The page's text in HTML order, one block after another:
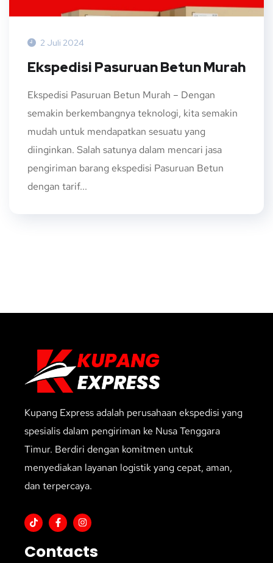
2 Juli 2024
Ekspedisi Pasuruan Betun Murah
Ekspedisi Pasuruan Betun Murah – Dengan
semakin berkembangnya teknologi, kita semakin
mudah untuk mendapatkan sesuatu yang
diinginkan. Salah satunya dalam mencari jasa
pengiriman barang ekspedisi Pasuruan Betun
dengan tarif...
Kupang Express adalah perusahaan ekspedisi yang
spesialis dalam pengiriman ke Nusa Tenggara
Timur. Berdiri dengan komitmen untuk
menyediakan layanan logistik yang cepat, aman,
dan terpercaya.
Contacts